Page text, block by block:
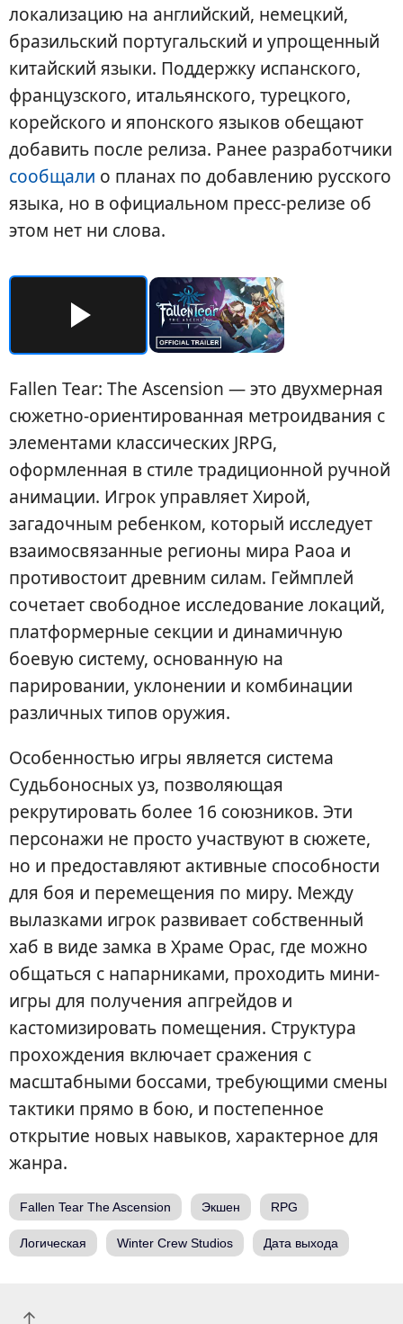
локализацию на английский, немецкий,
бразильский португальский и упрощенный
китайский языки. Поддержку испанского,
французского, итальянского, турецкого,
корейского и японского языков обещают
добавить после релиза. Ранее разработчики
сообщали о планах по добавлению русского
языка, но в официальном пресс-релизе об
этом нет ни слова.
Fallen Tear: The Ascension — это двухмерная
сюжетно-ориентированная метроидвания с
элементами классических JRPG,
оформленная в стиле традиционной ручной
анимации. Игрок управляет Хирой,
загадочным ребенком, который исследует
взаимосвязанные регионы мира Раоа и
противостоит древним силам. Геймплей
сочетает свободное исследование локаций,
платформерные секции и динамичную
боевую систему, основанную на
парировании, уклонении и комбинации
различных типов оружия.
Особенностью игры является система
Судьбоносных уз, позволяющая
рекрутировать более 16 союзников. Эти
персонажи не просто участвуют в сюжете,
но и предоставляют активные способности
для боя и перемещения по миру. Между
вылазками игрок развивает собственный
хаб в виде замка в Храме Орас, где можно
общаться с напарниками, проходить мини-
игры для получения апгрейдов и
кастомизировать помещения. Структура
прохождения включает сражения с
масштабными боссами, требующими смены
тактики прямо в бою, и постепенное
открытие новых навыков, характерное для
жанра.
Fallen Tear The Ascension Экшен RPG
Логическая Winter Crew Studios Дата выхода